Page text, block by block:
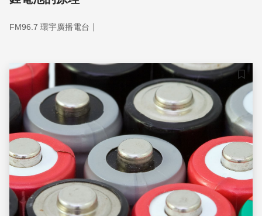
FM96.7 環宇廣播電台 ｜
儲存